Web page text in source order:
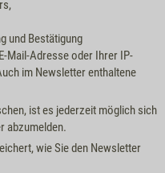
und Bestätigung
Mail-Adresse oder Ihrer IP-
im Newsletter enthaltene
ist es jederzeit möglich sich
abzumelden.
wie Sie den Newsletter